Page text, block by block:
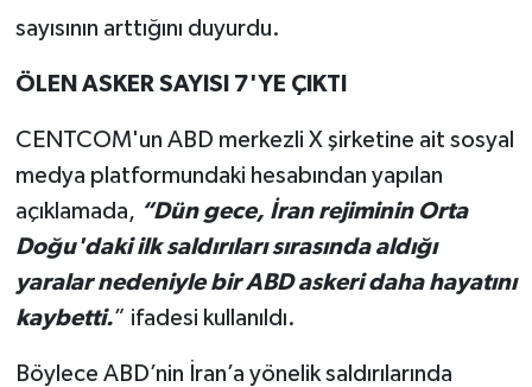
sayısının arttığını duyurdu.
ÖLEN ASKER SAYISI 7'YE ÇIKTI
CENTCOM'un ABD merkezli X şirketine ait sosyal
medya platformundaki hesabından yapılan
açıklamada, “Dün gece, İran rejiminin Orta
Doğu'daki ilk saldırıları sırasında aldığı
yaralar nedeniyle bir ABD askeri daha hayatını
kaybetti.” ifadesi kullanıldı.
Böylece ABD’nin İran’a yönelik saldırılarında